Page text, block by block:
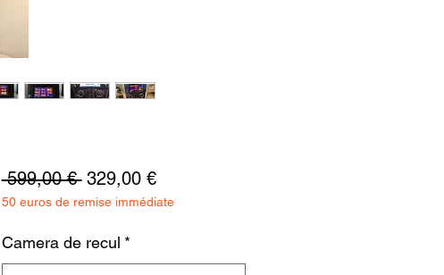
599,00 € Standardpreis
329,00 €Sale-
Preis
50 euros de remise immédiate
Camera de recul *